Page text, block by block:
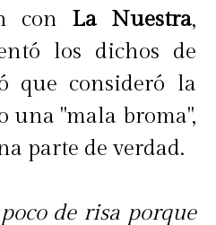
con La Nuestra,
los dichos de
que consideró la
una "mala broma",
parte de verdad.
de risa porque